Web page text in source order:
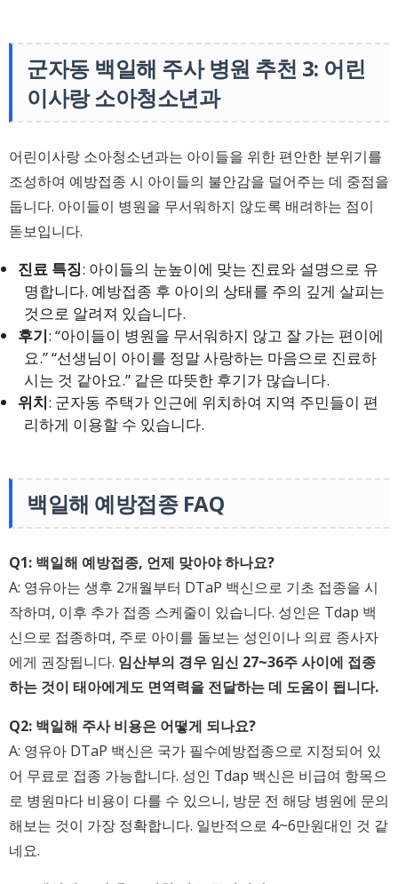
군자동 백일해 주사 병원 추천 3: 어린
이사랑 소아청소년과
어린이사랑 소아청소년과는 아이들을 위한 편안한 분위기를
조성하여 예방접종 시 아이들의 불안감을 덜어주는 데 중점을
둡니다. 아이들이 병원을 무서워하지 않도록 배려하는 점이
돋보입니다.
진료 특징: 아이들의 눈높이에 맞는 진료와 설명으로 유
명합니다. 예방접종 후 아이의 상태를 주의 깊게 살피는
것으로 알려져 있습니다.
후기: “아이들이 병원을 무서워하지 않고 잘 가는 편이에
요.” “선생님이 아이를 정말 사랑하는 마음으로 진료하
시는 것 같아요.” 같은 따뜻한 후기가 많습니다.
위치: 군자동 주택가 인근에 위치하여 지역 주민들이 편
리하게 이용할 수 있습니다.
백일해 예방접종 FAQ
Q1: 백일해 예방접종, 언제 맞아야 하나요?
A: 영유아는 생후 2개월부터 DTaP 백신으로 기초 접종을 시
작하며, 이후 추가 접종 스케줄이 있습니다. 성인은 Tdap 백
신으로 접종하며, 주로 아이를 돌보는 성인이나 의료 종사자
에게 권장됩니다. 임산부의 경우 임신 27~36주 사이에 접종
하는 것이 태아에게도 면역력을 전달하는 데 도움이 됩니다.
Q2: 백일해 주사 비용은 어떻게 되나요?
A: 영유아 DTaP 백신은 국가 필수예방접종으로 지정되어 있
어 무료로 접종 가능합니다. 성인 Tdap 백신은 비급여 항목으
로 병원마다 비용이 다를 수 있으니, 방문 전 해당 병원에 문의
해보는 것이 가장 정확합니다. 일반적으로 4~6만원대인 것 같
네요.